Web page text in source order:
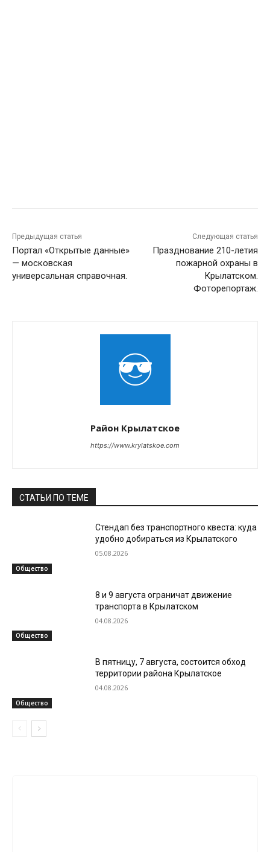
Предыдущая статья
Портал «Открытые данные»
— московская
универсальная справочная.
Следующая статья
Празднование 210-летия
пожарной охраны в
Крылатском.
Фоторепортаж.
Район Крылатское
https://www.krylatskoe.com
СТАТЬИ ПО ТЕМЕ
Общество
Стендап без транспортного квеста: куда
удобно добираться из Крылатского
05.08.2026
Общество
8 и 9 августа ограничат движение
транспорта в Крылатском
04.08.2026
Общество
В пятницу, 7 августа, состоится обход
территории района Крылатское
04.08.2026